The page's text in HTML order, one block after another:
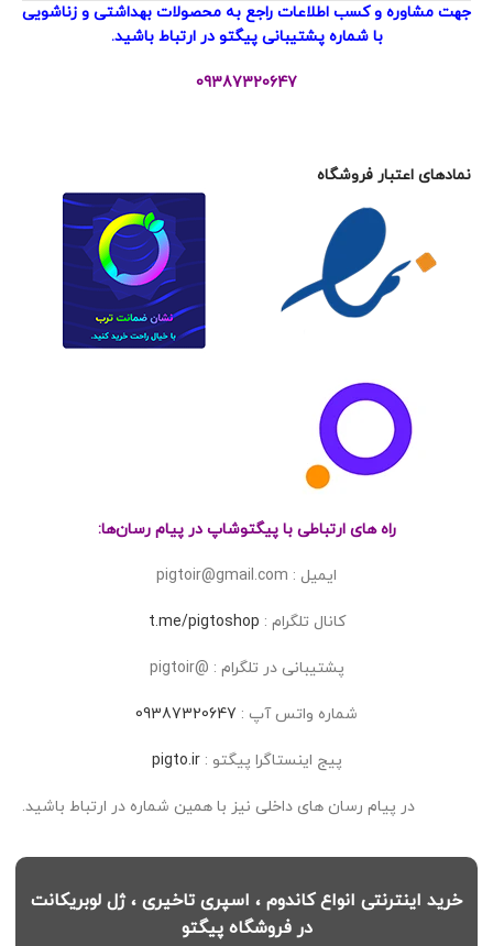
جهت مشاوره و کسب اطلاعات راجع به محصولات بهداشتی و زناشویی
با شماره پشتیبانی پیگتو در ارتباط باشید.
09387320647
نمادهای اعتبار فروشگاه
راه های ارتباطی با پیگتوشاپ در پیام رسان‌ها:
ایمیل : pigtoir@gmail.com
کانال تلگرام : t.me/pigtoshop
پشتیبانی در تلگرام : @pigtoir
شماره واتس آپ : 09387320647
پیج اینستاگرا پیگتو :pigto.ir
در پیام رسان های داخلی نیز با همین شماره در ارتباط باشید.
خرید اینترنتی انواع کاندوم ، اسپری تاخیری ، ژل لوبریکانت
در فروشگاه پیگتو